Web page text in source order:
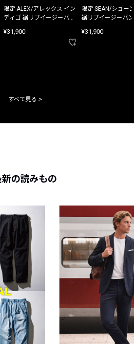
限定 ALEX/アレックス イン
ディゴ 裾リブイージーパン
¥31,900
限定 SEAN/ショー
裾リブイージーパ
¥31,900
すべて見る
の読みもの